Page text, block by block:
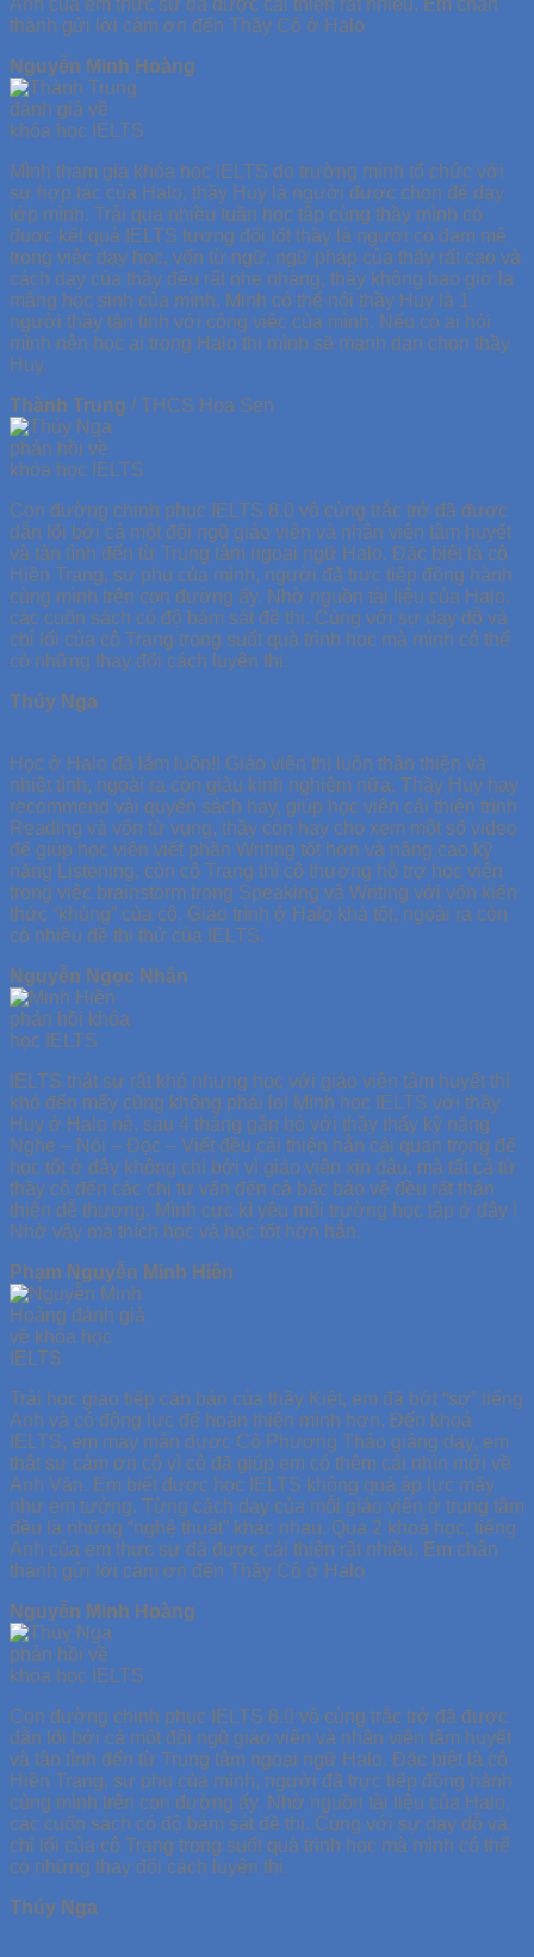
thành gửi lời cảm ơn đến Thầy Cô ở Halo
Nguyễn Minh Hoàng
Mình tham gia khóa học lELTS do trường mình tổ chức với
sự hợp tác của Halo, thầy Huy là người được chọn để dạy
lớp mình. Trải qua nhiều tuần học tập cùng thầy mình có
đuợc kết quả IELTS tương đối tốt thầy là người có đam mê
trong việc dạy học, vốn từ ngữ, ngữ pháp của thấy rất cao và
cách dạy của thầy đều rất nhẹ nhàng, thầy không bao giờ la
mắng học sinh của mình. Minh có thể nói thầy Huy là 1
người thầy tận tình với công việc của mình. Nếu có ai hỏi
mình nên học ai trong Halo thi mình sẽ mạnh dạn chọn thầy
Huy.
Thành Trung / THCS Hoa Sen
Con đường chinh phục IELTS 8.0 vô cùng trắc trở đã được
dẫn lối bởi cả một đội ngũ giáo viên và nhân viên tâm huyết
và tận tình đến từ Trung tâm ngoại ngữ Halo. Đặc biệt là cô
Hiền Trang, sư phụ của mình, người đã trực tiếp đồng hành
cùng mình trên con đường ấy. Nhờ nguồn tài liệu của Halo,
các cuốn sách có độ bám sát đề thi. Cùng với sự dạy dỗ và
chỉ lối của cô Trang trong suốt quà trình học mà mình có thể
có những thay đổi cách luyện thi.
Thúy Nga
Học ở Halo đã lắm luôn!! Giáo viên thì luôn thân thiện và
nhiệt tình, ngoài ra còn giàu kinh nghiệm nữa. Thầy Huy hay
recommend vài quyển sách hay, giúp học viên cải thiện trình
Reading và vốn từ vụng, thầy còn hay cho xem một số video
để giúp học viên viết phần Writing tốt hơn và nâng cao kỹ
năng Listening, còn cô Trang thì cô thường hỗ trợ học viên
trong việc brainstorm trong Speaking và Writing với vốn kiến
thức “khủng” của cô. Giáo trình ở Halo khá tốt, ngoài ra còn
có nhiều đề thi thử của IELTS.
Nguyễn Ngọc Nhân
IELTS thật sự rất khó nhưng học với giáo viên tâm huyết thì
khó đến mấy cũng không phải lo! Mình học IELTS với thầy
Huy ở Halo nè, sau 4 tháng gắn bó với thầy thấy kỹ năng
Nghe – Nói – Đọc – Viết đều cải thiện hẳn cái quan trọng để
học tốt ở đây không chỉ bởi vì giáo viên xịn đâu, mà tất cả từ
thầy cô đến các chị tư vấn đến cả bác bảo vệ đều rất thân
thiện dễ thương. Mình cực kì yêu môi trường học tập ở đây !
Nhờ vậy mà thích học và học tốt hơn hẳn.
Phạm Nguyễn Minh Hiền
Trải học giao tiếp căn bản của thầy Kiệt, em đã bớt “sợ” tiếng
Anh và có động lực để hoàn thiện mình hơn. Đến khoá
IELTS, em may mắn được Cô Phương Thảo giảng dạy, em
thật sự cảm ơn cô vì cô đã giúp em có thêm cái nhìn mới về
Anh Văn. Em biết được học IELTS không quá áp lực mấy
như em tưởng. Từng cách dạy của mỗi giáo viên ở trung tâm
đều là những “nghệ thuật” khác nhau. Qua 2 khoá học, tiếng
Anh của em thực sự đã được cải thiện rất nhiều. Em chân
thành gửi lời cảm ơn đến Thầy Cô ở Halo
Nguyễn Minh Hoàng
Con đường chinh phục IELTS 8.0 vô cùng trắc trở đã được
dẫn lối bởi cả một đội ngũ giáo viên và nhân viên tâm huyết
và tận tình đến từ Trung tâm ngoại ngữ Halo. Đặc biệt là cô
Hiền Trang, sư phụ của mình, người đã trực tiếp đồng hành
cùng mình trên con đường ấy. Nhờ nguồn tài liệu của Halo,
các cuốn sách có độ bám sát đề thi. Cùng với sự dạy dỗ và
chỉ lối của cô Trang trong suốt quà trình học mà mình có thể
có những thay đổi cách luyện thi.
Thúy Nga